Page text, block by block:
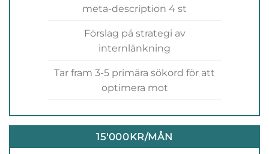
meta-description 4 st
Förslag på strategi av
internlänkning
Tar fram 3-5 primära sökord för att
optimera mot
15'000KR/MÅN